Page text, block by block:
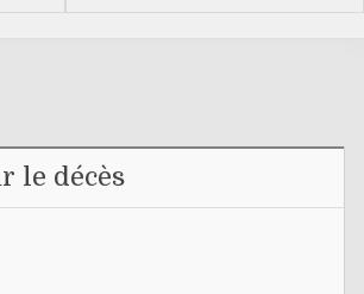
le décès